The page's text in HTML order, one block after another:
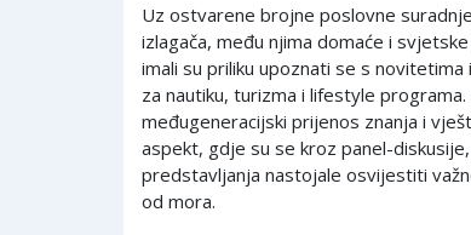
Uz ostvarene brojne poslovne
izlagača, među njima domaće i
imali su priliku upoznati se s
za nautiku, turizma i lifestyle
međugeneracijski prijenos znanja i
aspekt, gdje su se kroz panel-
predstavljanja nastojale osvijestiti
od mora.